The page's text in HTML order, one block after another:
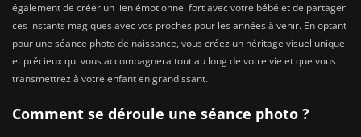
également de créer un lien émotionnel fort avec votre bébé et de partager
ces instants magiques avec vos proches pour les années à venir. En optant
pour une séance photo de naissance, vous créez un héritage visuel unique
et précieux qui vous accompagnera tout au long de votre vie et que vous
transmettrez à votre enfant en grandissant.
Comment se déroule une séance photo ?